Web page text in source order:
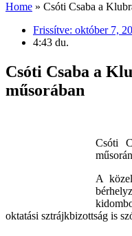
Home » Csóti Csaba a
Frissítve: október 7,
4:43 du.
Csóti Csaba a
műsorában
Csóti
A
oktatási sztrájkbizottság is